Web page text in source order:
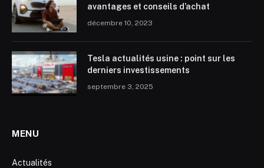
avantages et conseils d’achat
décembre 10, 2023
Tesla actualités usine : point sur les
derniers investissements
septembre 3, 2025
MENU
Actualités